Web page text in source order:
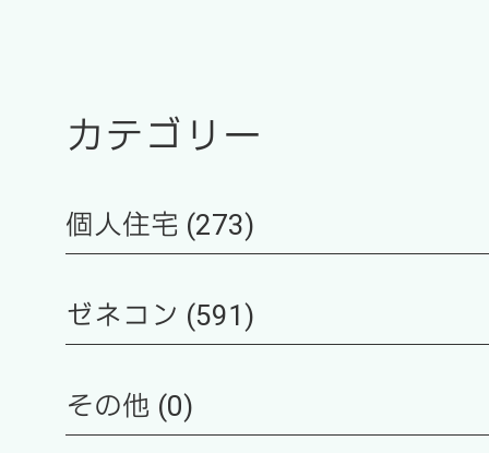
カテゴリー
個人住宅 (273)
ゼネコン (591)
その他 (0)